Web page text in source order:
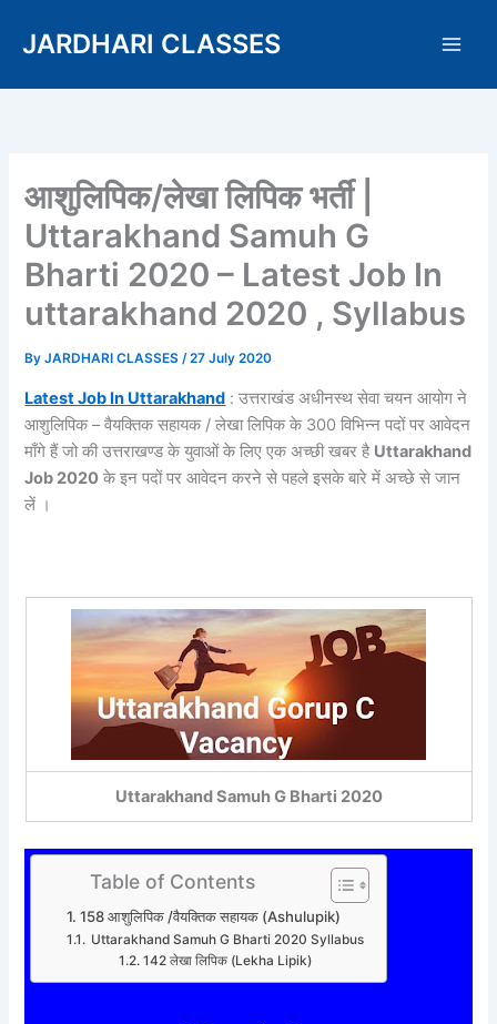
JARDHARI CLASSES
आशुलिपिक/लेखा लिपिक भर्ती |
Uttarakhand Samuh G
Bharti 2020 – Latest Job In
uttarakhand 2020 , Syllabus
ByJARDHARI CLASSES/27 July 2020
Latest Job In Uttarakhand : उत्तराखंड अधीनस्थ सेवा चयन आयोग ने
आशुलिपिक – वैयक्तिक सहायक / लेखा लिपिक के 300 विभिन्न पदों पर आवेदन
माँगे हैं जो की उत्तराखण्ड के युवाओं के लिए एक अच्छी खबर है Uttarakhand
Job 2020 के इन पदों पर आवेदन करने से पहले इसके बारे में अच्छे से जान
लें ।
Uttarakhand Samuh G Bharti 2020
Table of Contents
158 आशुलिपिक /वैयक्तिक सहायक (Ashulupik)
Uttarakhand Samuh G Bharti 2020 Syllabus
142 लेखा लिपिक (Lekha Lipik)